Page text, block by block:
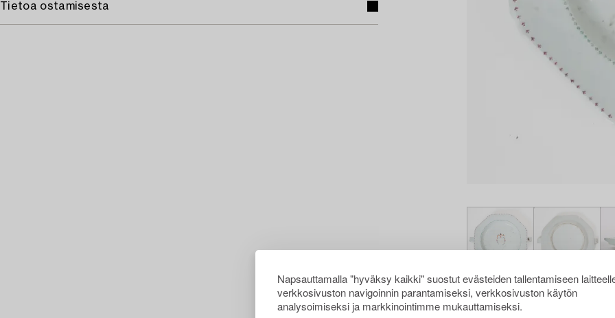
Napsauttamalla "hyväksy kaikki" suostut evästeiden tallentamiseen
verkkosivuston navigoinnin parantamiseksi, verkkosivuston käytön
analysoimiseksi ja markkinointimme mukauttamiseksi.
Tietoa ostamisesta